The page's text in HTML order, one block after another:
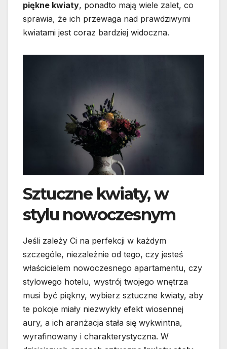
piękne kwiaty, ponadto mają wiele zalet, co
sprawia, że ich przewaga nad prawdziwymi
kwiatami jest coraz bardziej widoczna.
Sztuczne kwiaty, w
stylu nowoczesnym
Jeśli zależy Ci na perfekcji w każdym
szczególe, niezależnie od tego, czy jesteś
właścicielem nowoczesnego apartamentu, czy
stylowego hotelu, wystrój twojego wnętrza
musi być piękny, wybierz sztuczne kwiaty, aby
te pokoje miały niezwykły efekt wiosennej
aury, a ich aranżacja stała się wykwintna,
wyrafinowany i charakterystyczna. W